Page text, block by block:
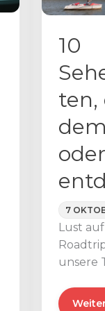
und
10
ten,
7
Lust
unsere
dem
10